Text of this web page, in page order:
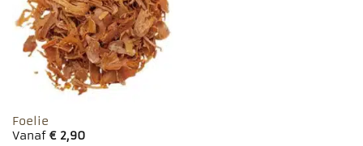
favorieten
Foelie
Vanaf €2,90